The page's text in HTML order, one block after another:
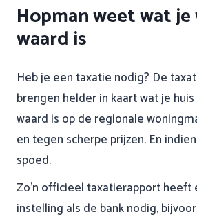
Hopman weet wat
waard is
Heb je een taxatie nodig? De
brengen helder in kaart wat je
waard is op de regionale
en tegen scherpe prijzen. En
spoed.
Zo’n officieel taxatierapport heeft
instelling als de bank nodig,